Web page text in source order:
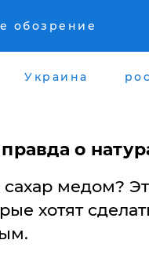
обозрение
Украина
о
медом?
хотят